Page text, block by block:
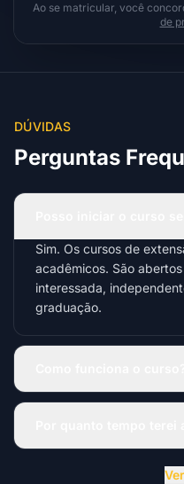
Ao se matricular, você
de
DÚVIDAS
Perguntas
Sim. Os cursos de
acadêmicos. São
interessada,
graduação.